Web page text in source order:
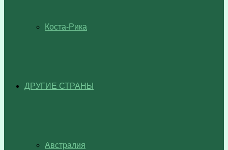
Коста-Рика
ДРУГИЕ СТРАНЫ
Австралия